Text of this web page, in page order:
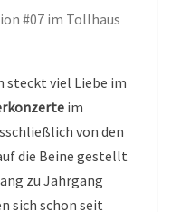
#07 im Tollhaus
steckt viel Liebe im
im
von den
die Beine gestellt
zu Jahrgang
sich schon seit